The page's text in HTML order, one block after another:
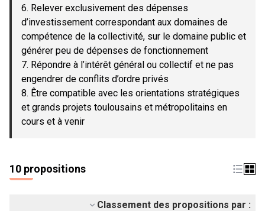
6. Relever exclusivement des dépenses
d’investissement correspondant aux domaines de
compétence de la collectivité, sur le domaine public et
générer peu de dépenses de fonctionnement
7. Répondre à l’intérêt général ou collectif et ne pas
engendrer de conflits d’ordre privés
8. Être compatible avec les orientations stratégiques
et grands projets toulousains et métropolitains en
cours et à venir
10 propositions
Classement des propositions par :